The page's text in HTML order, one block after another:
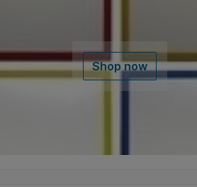
Shop now